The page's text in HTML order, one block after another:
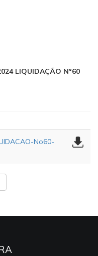
LIQUIDAÇÃO Nº60
No60-